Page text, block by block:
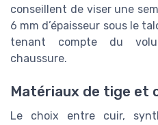
conseillent de viser une
6 mm d’épaisseur sous le
tenant compte du
chaussure.
Matériaux de tige et
Le choix entre cuir,